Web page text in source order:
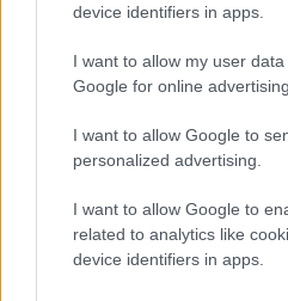
device identifiers in apps.
I want to allow my user
Google for online
I want to allow Google to
personalized advertising.
I want to allow Google to
related to analytics like
device identifiers in apps.
A hozzászólások avonatkozó jogszabályok
nem vállal, azokat nem ellenőrzi. Kifogás
Részletek aFelhasználási feltételekbenés az